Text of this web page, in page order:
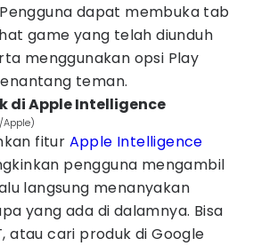
dapat membuka tab
game yang telah diunduh
menggunakan opsi Play
teman.
di Apple Intelligence
Apple)
fitur Apple Intelligence
pengguna mengambil
langsung menanyakan
yang ada di dalamnya. Bisa
atau cari produk di Google